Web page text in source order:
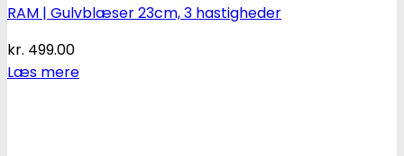
RAM | Gulvblæser 23cm, 3 hastigheder
kr. 499.00
Læs mere